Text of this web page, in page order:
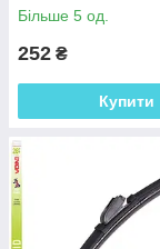
Більше 5 од.
252 ₴
Купити